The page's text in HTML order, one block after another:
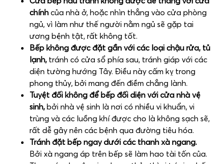
chính của nhà ở, hoặc nhìn thẳng vào cửa phòng
ngủ, vì làm như thế người nằm ngủ sẽ gặp tai
ương bệnh tật, rất không tốt.
Bếp không được đặt gần với các loại chậu rửa, tủ
lạnh, tránh có cửa sổ phía sau, tránh giáp với các
diện tường hướng Tây. Điều này cấm kỵ trong
phong thủy, bởi mang đến điềm chẳng lành.
Tuyệt đối không để bếp đối diện với cửa nhà vệ
sinh, bởi nhà vệ sinh là nơi có nhiều vi khuẩn, vi
trùng và các luồng khí được cho là không sạch sẽ,
rất dễ gây nên các bệnh qua đường tiêu hóa.
Tránh đặt bếp ngay dưới các thanh xà ngang.
Bởi xà ngang áp trên bếp sẽ làm hao tài tốn của.